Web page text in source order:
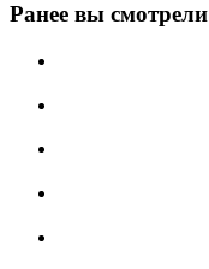
Ранее вы смотрели